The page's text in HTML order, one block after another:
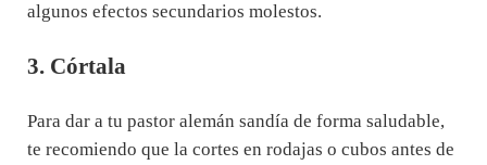
algunos efectos secundarios molestos.
3. Córtala
Para dar a tu pastor alemán sandía de forma saludable,
te recomiendo que la cortes en rodajas o cubos antes de